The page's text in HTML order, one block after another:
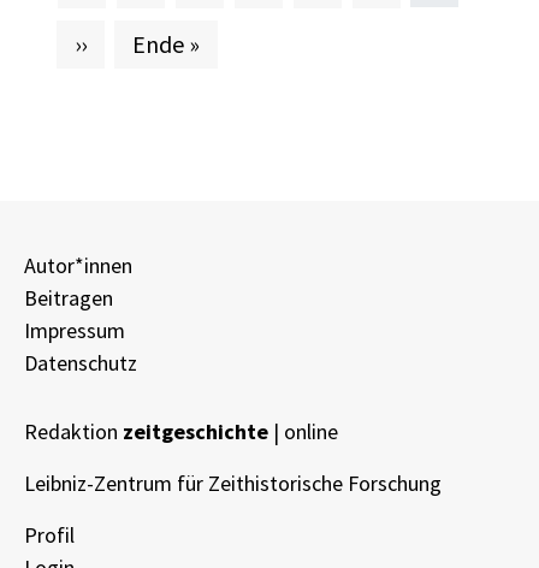
Nächste Seite
›› Letzte Seite
Ende »
Autor*innen
Beitragen
Impressum
Datenschutz
Redaktion zeitgeschichte | online
Leibniz-Zentrum für Zeithistorische Forschung
Profil